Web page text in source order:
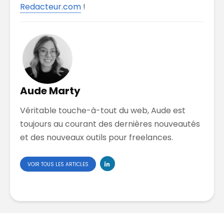
Redacteur.com !
Aude Marty
Véritable touche-à-tout du web, Aude est
toujours au courant des dernières nouveautés
et des nouveaux outils pour freelances.
VOIR TOUS LES ARTICLES